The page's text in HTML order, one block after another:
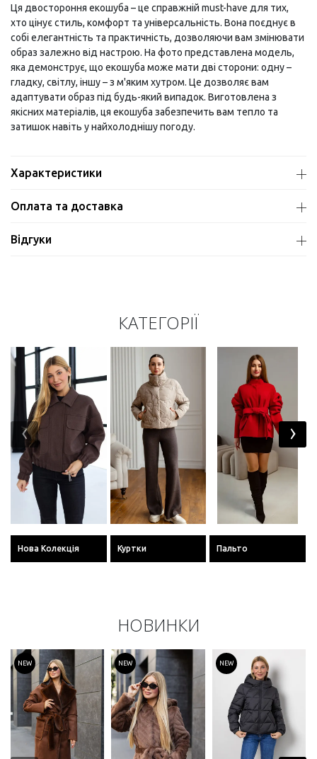
Ця двостороння екошуба – це справжній must-have для тих,
хто цінує стиль, комфорт та універсальність. Вона поєднує в
собі елегантність та практичність, дозволяючи вам змінювати
образ залежно від настрою. На фото представлена модель,
яка демонструє, що екошуба може мати дві сторони: одну –
гладку, світлу, іншу – з м'яким хутром. Це дозволяє вам
адаптувати образ під будь-який випадок. Виготовлена з
якісних матеріалів, ця екошуба забезпечить вам тепло та
затишок навіть у найхолоднішу погоду.
Характеристики
Оплата та доставка
Відгуки
КАТЕГОРІЇ
Нова Колекція Куртки Пальто
‹ ›
НОВИНКИ
NEW NEW NEW